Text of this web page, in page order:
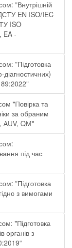
"Внутрішній
EN ISO/IEC
ISO
EA -
"Підготовка
діагностичних)
"Повірка та
за обраним
АUV, QМ"
під час
"Підготовка
з вимогами
"Підготовка
органів з